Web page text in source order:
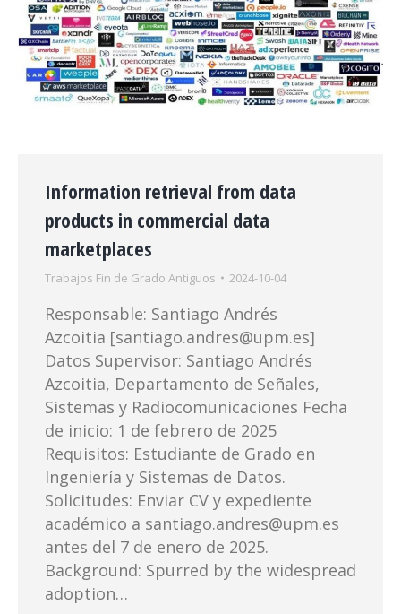
Information retrieval from data
products in commercial data
marketplaces
Trabajos Fin de Grado Antiguos 2024-10-04
Responsable: Santiago Andrés
Azcoitia [santiago.andres@upm.es]
Datos Supervisor: Santiago Andrés
Azcoitia, Departamento de Señales,
Sistemas y Radiocomunicaciones Fecha
de inicio: 1 de febrero de 2025
Requisitos: Estudiante de Grado en
Ingeniería y Sistemas de Datos.
Solicitudes: Enviar CV y expediente
académico a santiago.andres@upm.es
antes del 7 de enero de 2025.
Background: Spurred by the widespread
adoption…